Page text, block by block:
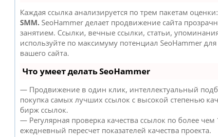
Каждая ссылка анализируется по трем пакетам
SMM. SeoHammer делает продвижение сайта
занятием. Ссылки, вечные ссылки, статьи,
используйте по максимуму потенциал SeoHammer
вашего сайта.
Что умеет делать SeoHammer
— Продвижение в один клик, интеллектуальный
покупка самых лучших ссылок с высокой степенью
бирж ссылок.
— Регулярная проверка качества ссылок по более чем
ежедневный пересчет показателей качества проекта.